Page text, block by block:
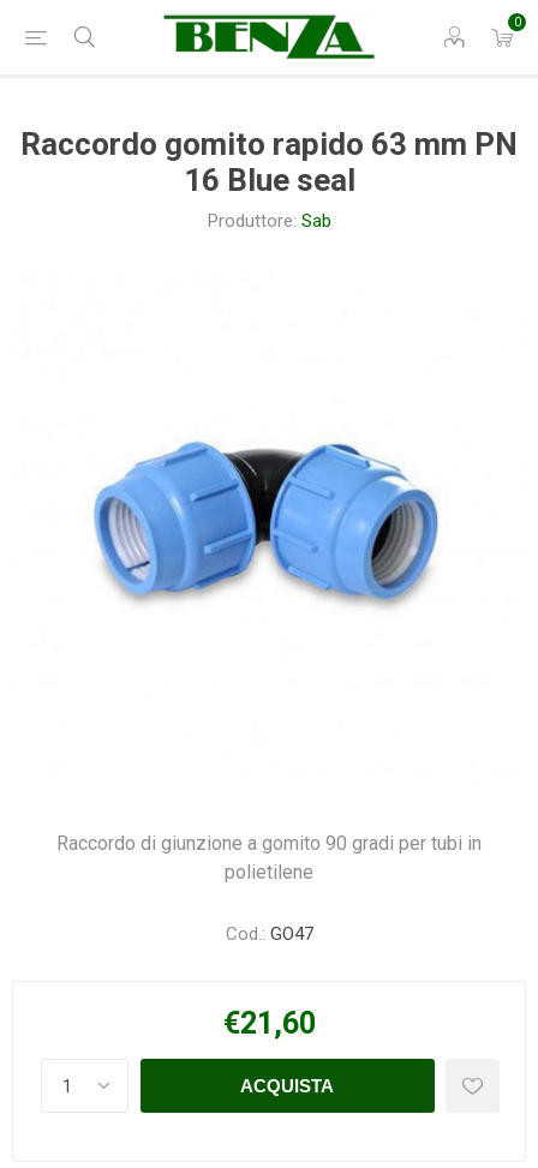
0
Raccordo gomito rapido 63 mm PN
16 Blue seal
Produttore: Sab
Raccordo di giunzione a gomito 90 gradi per tubi in
polietilene
Cod.: GO47
€21,60